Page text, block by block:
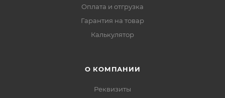
Оплата и отгрузка
Гарантия на товар
Калькулятор
О КОМПАНИИ
Реквизиты